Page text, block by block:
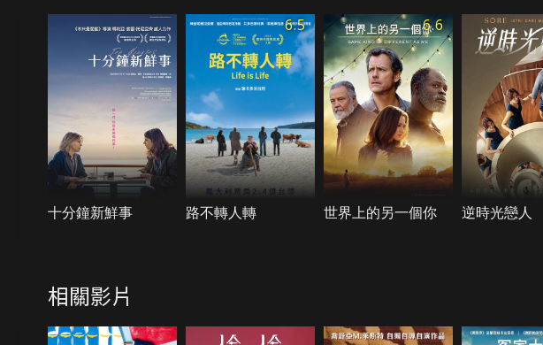
十分鐘新鮮事
6.5
路不轉人轉
6.6
世界上的另一個你 逆時光戀人
相關影片